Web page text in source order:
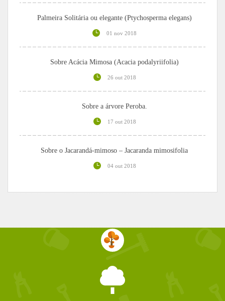
Palmeira Solitária ou elegante (Ptychosperma elegans)
01 nov 2018
Sobre Acácia Mimosa (Acacia podalyriifolia)
26 out 2018
Sobre a árvore Peroba.
17 out 2018
Sobre o Jacarandá-mimoso – Jacaranda mimosifolia
04 out 2018